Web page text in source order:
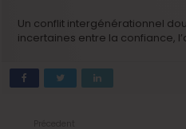
Un conflit intergénérationnel
incertaines entre la confiance,